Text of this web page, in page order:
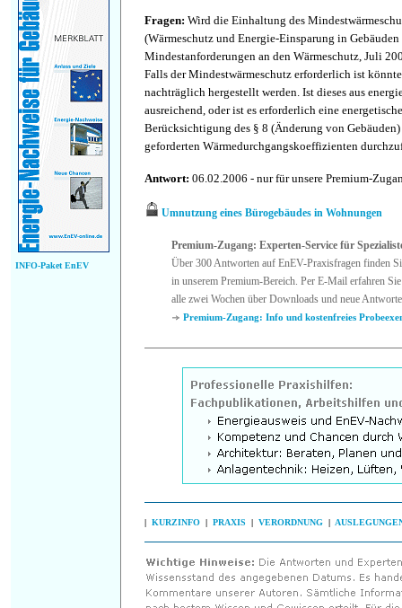
INFO-Paket EnEV
Fragen: Wird die Einhaltung des
(Wärmeschutz und Energie-Einsparung in
Mindestanforderungen an den Wärmeschutz, Juli
Falls der Mindestwärmeschutz erforderlich ist
nachträglich hergestellt werden. Ist dieses aus
ausreichend, oder ist es erforderlich eine
Berücksichtigung des § 8 (Änderung von
geforderten Wärmedurchgangskoeffizienten
Antwort: 06.02.2006 - nur für unsere Premium-
Umnutzung eines Bürogebäudes in Wohnungen
Premium-Zugang: Experten-Service für
Über 300 Antworten auf EnEV-Praxisfragen finden
in unserem Premium-Bereich. Per E-Mail erfahren
alle zwei Wochen über Downloads und neue
Premium-Zugang: Info und kostenfreies
| KURZINFO | PRAXIS | VERORDNUNG |